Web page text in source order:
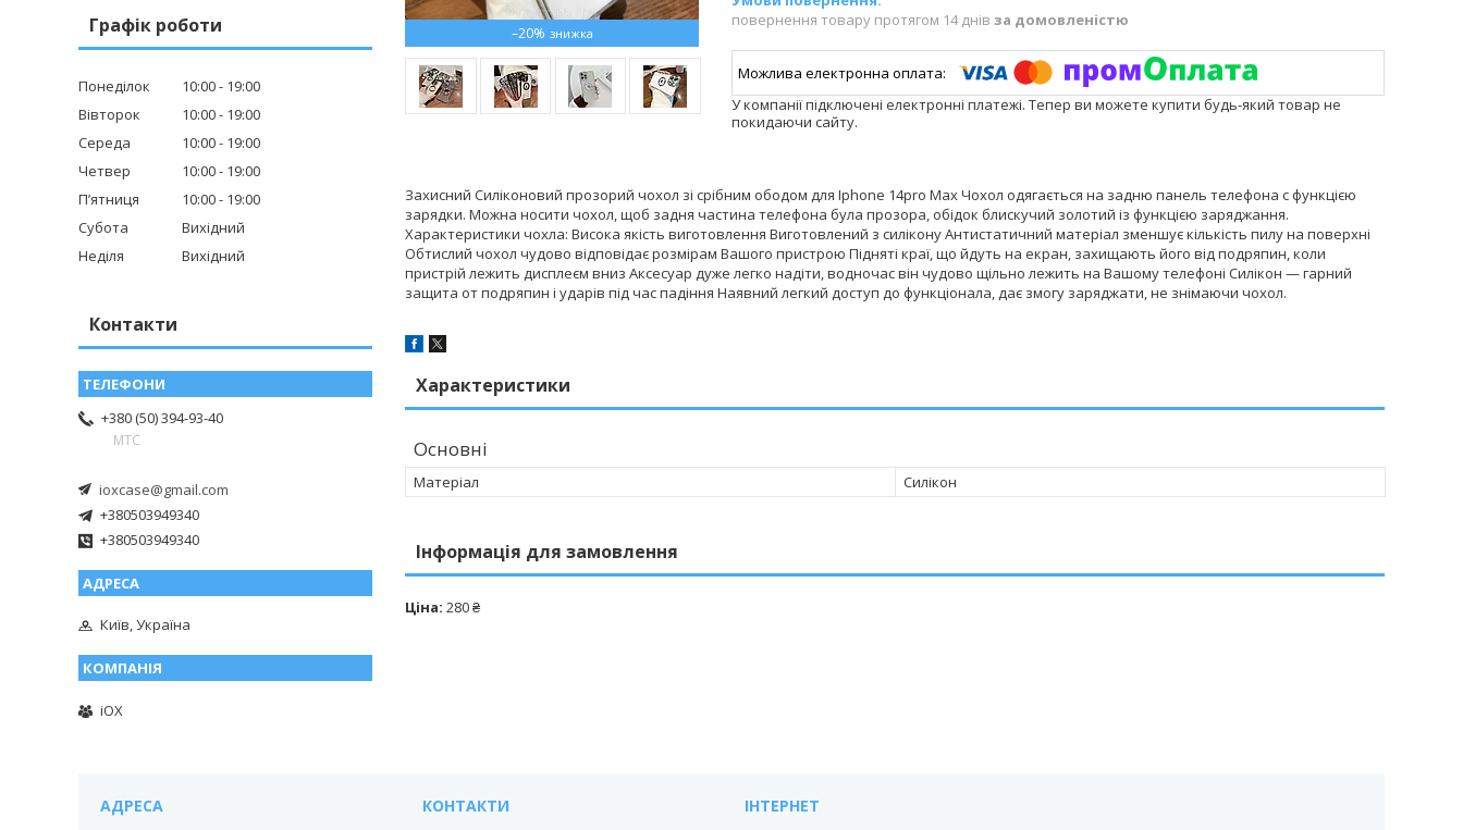
–20%
повернення товару протягом 14 днів за домовленістю
У компанії підключені електронні платежі. Тепер ви можете купити будь-який товар не
покидаючи сайту.
Захисний Силіконовий прозорий чохол зі срібним ободом для Iphone 14pro Max Чохол одягається на задню панель телефона с функцією
зарядки. Можна носити чохол, щоб задня частина телефона була прозора, обідок блискучий золотий із функцією заряджання.
Характеристики чохла: Висока якість виготовлення Виготовлений з силікону Антистатичний матеріал зменшує кількість пилу на поверхні
Обтислий чохол чудово відповідає розмірам Вашого пристрою Підняті краї, що йдуть на екран, захищають його від подряпин, коли
пристрій лежить дисплеєм вниз Аксесуар дуже легко надіти, водночас він чудово щільно лежить на Вашому телефоні Силікон — гарний
защита от подряпин і ударів під час падіння Наявний легкий доступ до функціонала, дає змогу заряджати, не знімаючи чохол.
Характеристики
Основні
Матеріал Силікон
Інформація для замовлення
Ціна: 280 ₴
Графік роботи
Понеділок 10:00
19:00
Вівторок
10:00
19:00
Середа
10:00
19:00
Четвер
10:00
19:00
Пʼятниця
10:00
19:00
Субота
Вихідний
Неділя
Вихідний
Контакти
+380 (50) 394-93-40
МТС
ioxcase@gmail.com
+380503949340
+380503949340
Київ, Україна
iOX